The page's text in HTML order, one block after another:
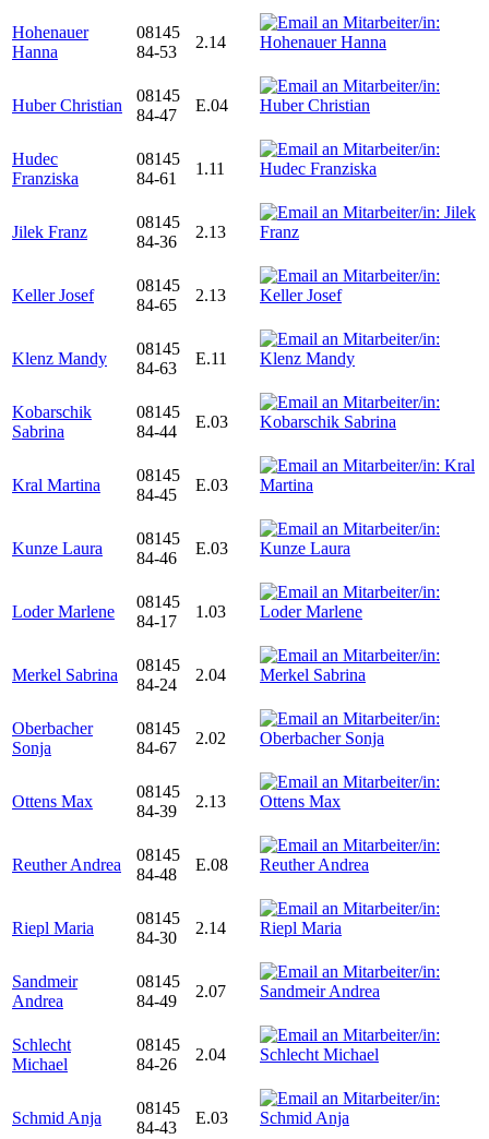
Hohenauer
Hanna
08145
84-53
2.14
Huber Christian
08145
84-47
E.04
Hudec
Franziska
08145
84-61
1.11
Jilek Franz
08145
84-36
2.13
Keller Josef
08145
84-65
2.13
Klenz Mandy
08145
84-63
E.11
Kobarschik
Sabrina
08145
84-44
E.03
Kral Martina
08145
84-45
E.03
Kunze Laura
08145
84-46
E.03
Loder Marlene
08145
84-17
1.03
Merkel Sabrina
08145
84-24
2.04
Oberbacher
Sonja
08145
84-67
2.02
Ottens Max
08145
84-39
2.13
Reuther Andrea
08145
84-48
E.08
Riepl Maria
08145
84-30
2.14
Sandmeir
Andrea
08145
84-49
2.07
Schlecht
Michael
08145
84-26
2.04
Schmid Anja
08145
84-43
E.03